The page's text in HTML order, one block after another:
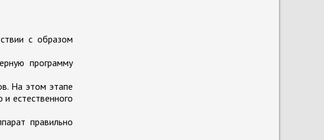
с образом
программу
На этом этапе
естественного
правильно